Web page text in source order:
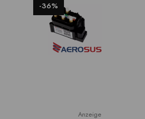
-36%
Anzeige